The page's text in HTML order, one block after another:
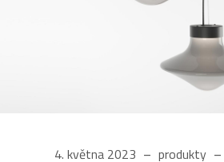
4. května 2023 produkty